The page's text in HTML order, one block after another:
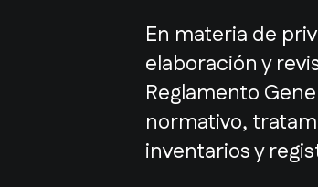
En materia de
elaboración y
Reglamento
normativo,
inventarios y